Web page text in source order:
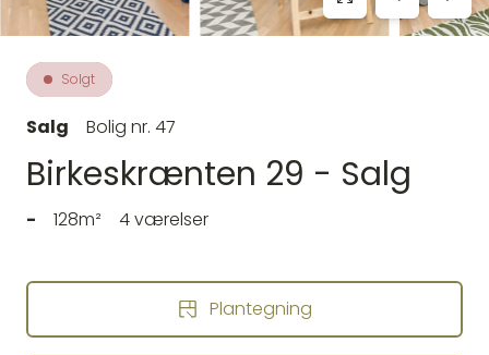
Solgt
Salg Bolig nr. 47
Birkeskrænten 29 - Salg
- 128m² 4 værelser
Plantegning